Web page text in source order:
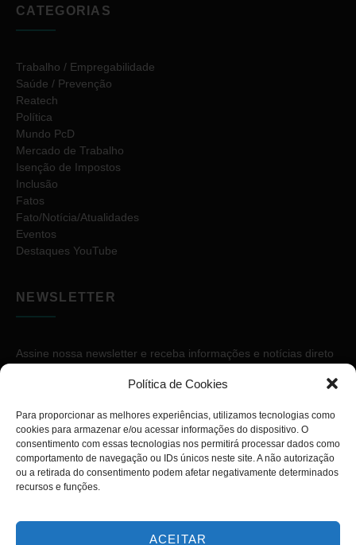
Política de Cookies
Para proporcionar as melhores experiências, utilizamos tecnologias como
cookies para armazenar e/ou acessar informações do dispositivo. O
consentimento com essas tecnologias nos permitirá processar dados como
comportamento de navegação ou IDs únicos neste site. A não autorização
ou a retirada do consentimento podem afetar negativamente determinados
recursos e funções.
ACEITAR
CATEGORIAS
Trabalho / Empregabilidade
Saúde / Prevenção
Reatech
Política
Mundo PcD
Mercado de Trabalho
Isenção de Impostos
Inclusão
Fatos
Fato/Notícia/Atualidades
Eventos
Destaques YouTube
NEWSLETTER
Assine nossa newsletter e receba informações e notícias direto